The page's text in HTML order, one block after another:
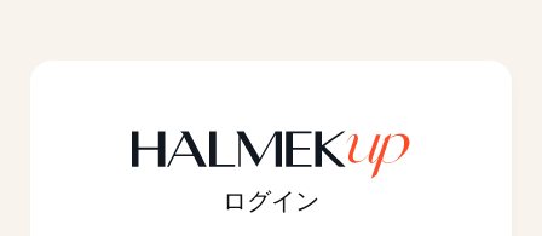
ログイン